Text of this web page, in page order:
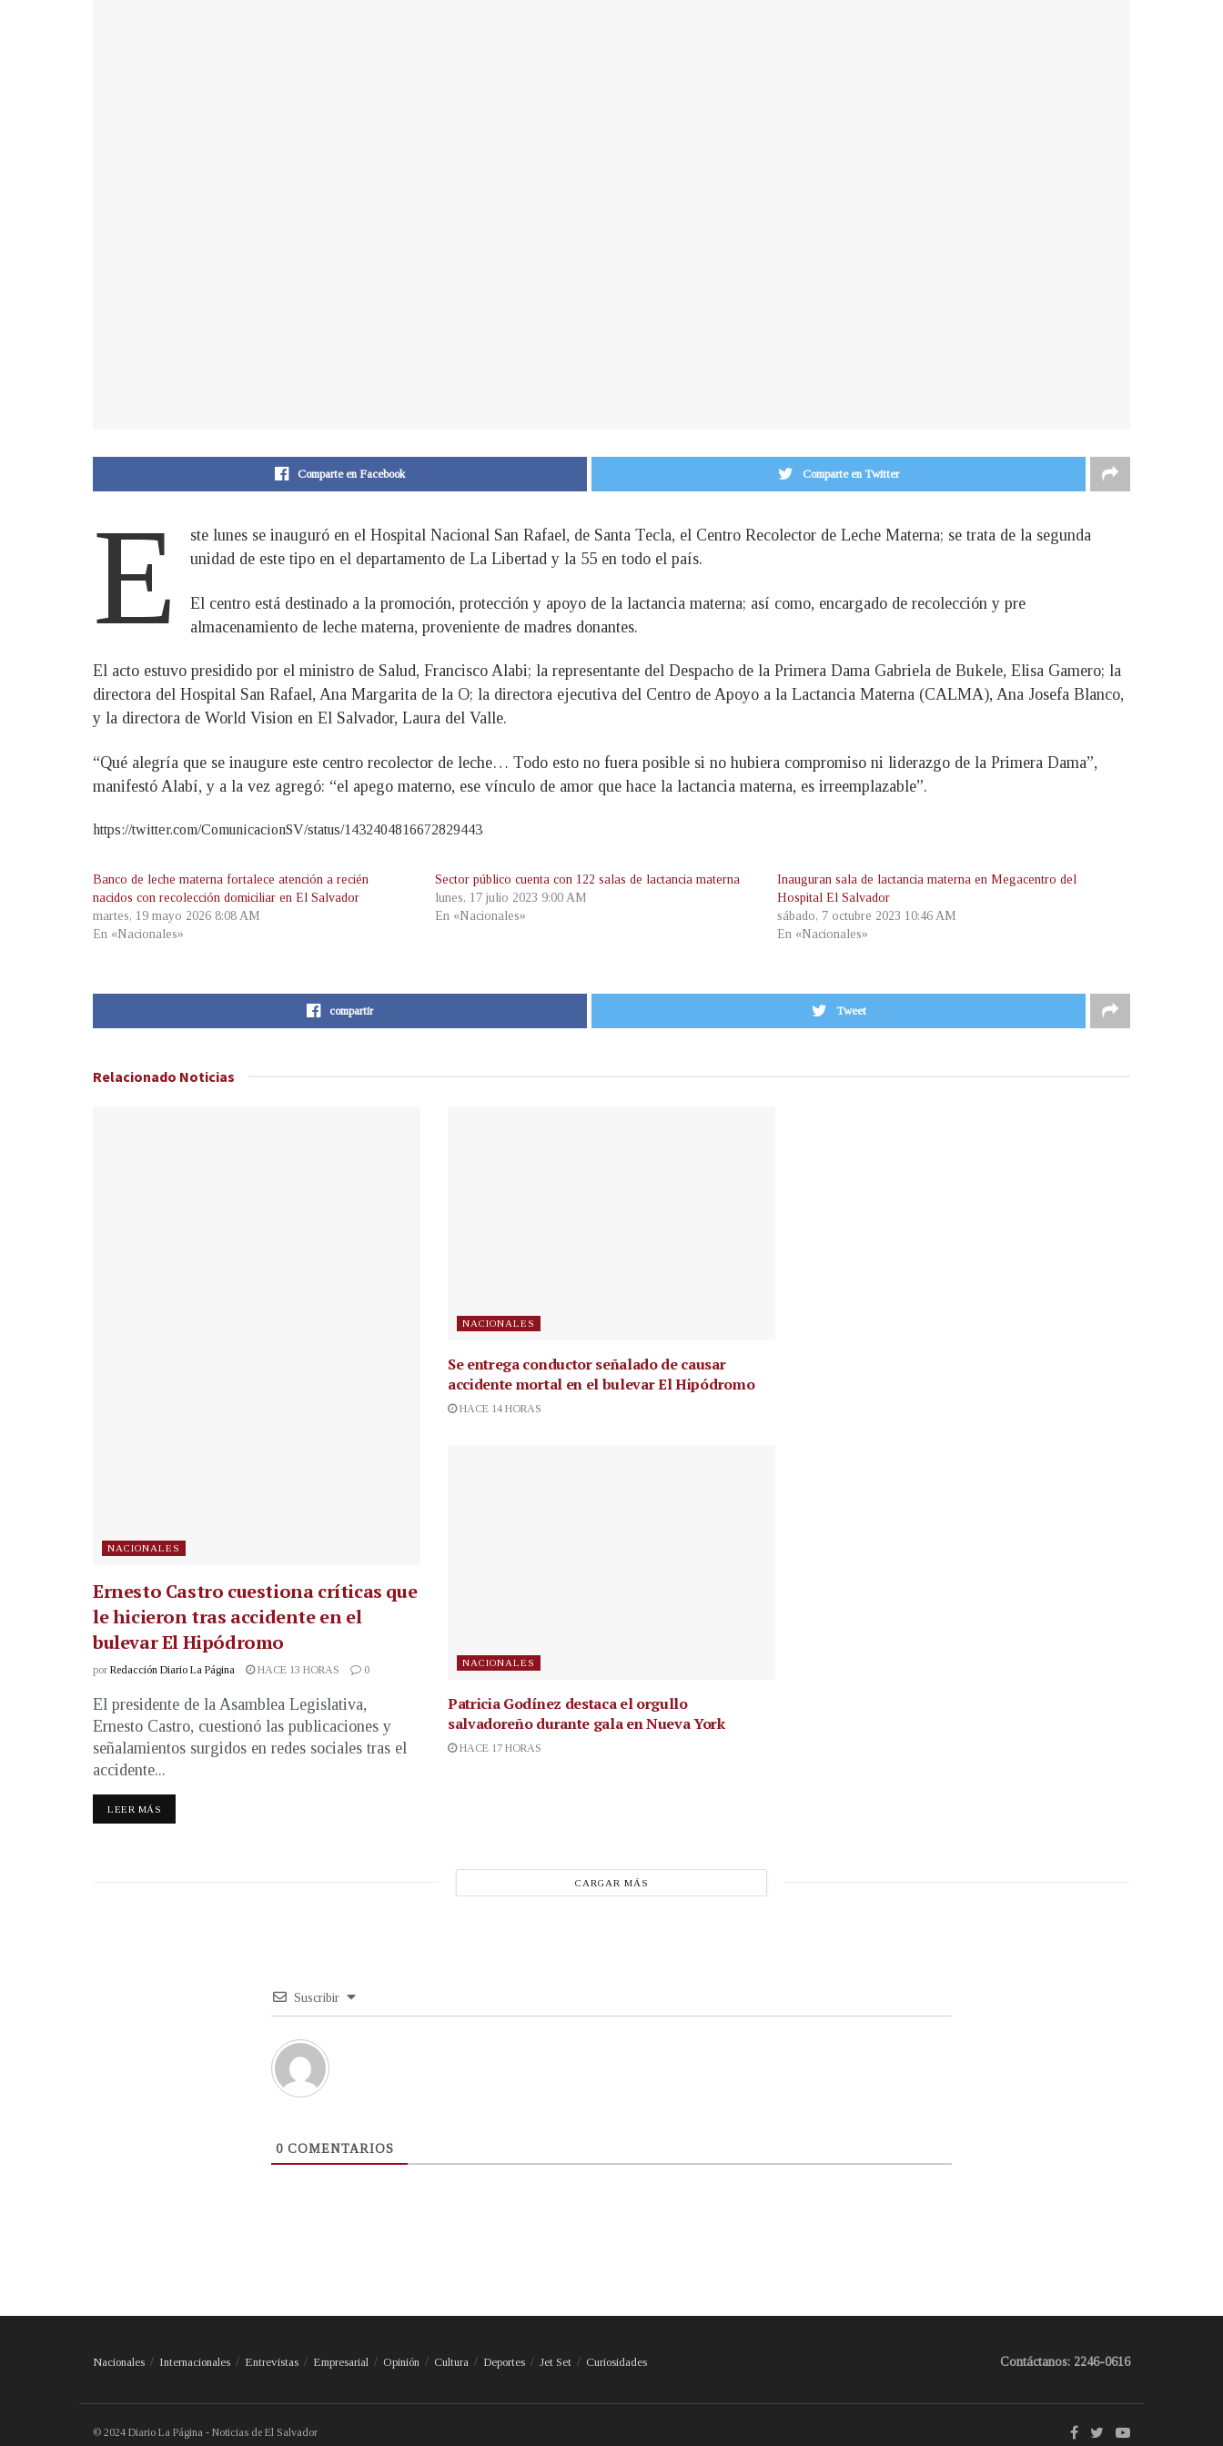
Comparte en Facebook Comparte en Twitter
E
ste lunes se inauguró en el Hospital Nacional San Rafael, de Santa Tecla, el Centro Recolector de Leche Materna; se trata de la segunda
unidad de este tipo en el departamento de La Libertad y la 55 en todo el país.
El centro está destinado a la promoción, protección y apoyo de la lactancia materna; así como, encargado de recolección y pre
almacenamiento de leche materna, proveniente de madres donantes.
El acto estuvo presidido por el ministro de Salud, Francisco Alabi; la representante del Despacho de la Primera Dama Gabriela de Bukele, Elisa Gamero; la
directora del Hospital San Rafael, Ana Margarita de la O; la directora ejecutiva del Centro de Apoyo a la Lactancia Materna (CALMA), Ana Josefa Blanco,
y la directora de World Vision en El Salvador, Laura del Valle.
“Qué alegría que se inaugure este centro recolector de leche… Todo esto no fuera posible si no hubiera compromiso ni liderazgo de la Primera Dama”,
manifestó Alabí, y a la vez agregó: “el apego materno, ese vínculo de amor que hace la lactancia materna, es irreemplazable”.
https://twitter.com/ComunicacionSV/status/1432404816672829443
Banco de leche materna fortalece atención a recién
nacidos con recolección domiciliar en El Salvador
martes, 19 mayo 2026 8:08 AM
En «Nacionales»
Sector público cuenta con 122 salas de lactancia materna
lunes, 17 julio 2023 9:00 AM
En «Nacionales»
Inauguran sala de lactancia materna en Megacentro del
Hospital El Salvador
sábado, 7 octubre 2023 10:46 AM
En «Nacionales»
compartir Tweet
Relacionado Noticias
NACIONALES
Ernesto Castro cuestiona críticas que
le hicieron tras accidente en el
bulevar El Hipódromo
por Redacción Diario La Página HACE 13 HORAS 0
El presidente de la Asamblea Legislativa,
Ernesto Castro, cuestionó las publicaciones y
señalamientos surgidos en redes sociales tras el
accidente...
LEER MÁS
NACIONALES
Se entrega conductor señalado de causar
accidente mortal en el bulevar El Hipódromo
HACE 14 HORAS
NACIONALES
Patricia Godínez destaca el orgullo
salvadoreño durante gala en Nueva York
HACE 17 HORAS
CARGAR MÁS
Suscribir
0 COMENTARIOS
Nacionales Internacionales Entrevistas Empresarial Opinión Cultura Deportes Jet Set Curiosidades Contáctanos: 2246-0616
© 2024 Diario La Página - Noticias de El Salvador